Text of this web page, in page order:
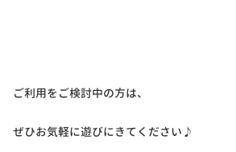
ご利用をご検討中の方は、
ぜひお気軽に遊びにきてください♪